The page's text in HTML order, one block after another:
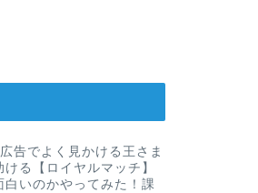
告でよく見かける王さま
ける【ロイヤルマッチ】
白いのかやってみた！課